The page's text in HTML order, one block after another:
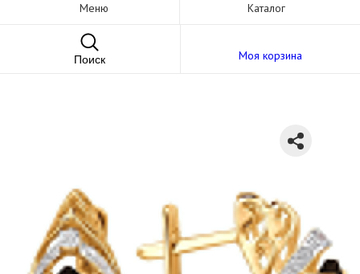
Меню Каталог
Поиск Моя корзина